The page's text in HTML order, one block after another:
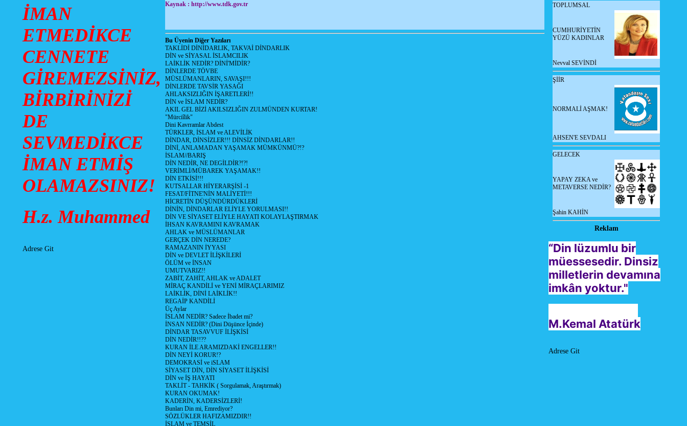
İMAN
ETMEDİKCE
CENNETE
GİREMEZSİNİZ,
BİRBİRİNİZİ
DE
SEVMEDİKCE
İMAN ETMİŞ
OLAMAZSINIZ!
H.z. Muhammed
Adrese Git
Kaynak : http://www.tdk.gov.tr
Bu Üyenin Diğer Yazıları
TAKLİDİ DİNİDARLIK, TAKVAİ DİNDARLIK
DİN ve SİYASAL İSLAMCILIK
LAİKLİK NEDİR? DİNİ'MİDİR?
DİNLERDE TÖVBE
MÜSLÜMANLARIN, SAVAŞI!!!
DİNLERDE TAVSİR YASAĞI
AHLAKSIZLIĞIN İŞARETLERİ!!
DİN ve İSLAM NEDİR?
AKIL GEL BİZİ AKILSIZLIĞIN ZULMÜNDEN KURTAR!
"Mürciîlik"
Dini Kavrramlar Abdest
TÜRKLER, İSLAM ve ALEVİLİK
DİNDAR, DİNSİZLER!!! DİNSİZ DİNDARLAR!!
DİNİ, ANLAMADAN YAŞAMAK MÜMKÜNMÜ?!?
İSLAM//BARIŞ
DİN NEDİR, NE DEGİLDİR?!?!
VERİMLİ/MÜBAREK YAŞAMAK!!
DİN ETKİSİ!!!
KUTSALLAR HİYERARŞİSİ -1
FESAT/FİTNE'NİN MALİYETİ!!!
HİCRETİN DÜŞÜNDÜRDÜKLERİ
DİNİN, DİNDARLAR ELİYLE YORULMASI!!
DİN VE SİYASET ELİYLE HAYATI KOLAYLAŞTIRMAK
İHSAN KAVRAMINI KAVRAMAK
AHLAK ve MÜSLÜMANLAR
GERÇEK DİN NEREDE?
RAMAZANIN İYYASI
DİN ve DEVLET İLİŞKİLERİ
ÖLÜM ve İNSAN
UMUTVARIZ!!
ZABİT, ZAHİT, AHLAK ve ADALET
MİRAÇ KANDİLİ ve YENİ MİRAÇLARIMIZ
LAİKLİK, DİNİ LAİKLİK!!
REGAİP KANDİLİ
Üç Aylar
İSLAM NEDİR? Sadece İbadet mi?
İNSAN NEDİR? (Dini Düşünce İçinde)
DİNDAR TASAVVUF İLİŞKİSİ
DİN NEDİR!!??
KURAN İLE ARAMIZDAKİ ENGELLER!!
DİN NEYİ KORUR!?
DEMOKRASİ ve iSLAM
SİYASET DİN, DİN SİYASET İLİŞKİSİ
DİN ve İŞ HAYATI
TAKLİT - TAHKİK ( Sorgulamak, Araştırmak)
KURAN OKUMAK!
KADERİN, KADERSİZLERİ!
Bunları Din mi, Emrediyor?
SÖZLÜKLER HAFIZAMIZDIR!!
İSLAM ve TEMSİL
TOPLUMSAL
CUMHURİYETİN
YÜZÜ KADINLAR
Nevval SEVİNDİ
ŞİİR
NORMALİ AŞMAK!
AHSEN'E SEVDALI
GELECEK
YAPAY ZEKA ve
METAVERSE NEDİR?
Şahin KAHİN
Reklam
“Din lüzumlu bir
müessesedir. Dinsiz
milletlerin devamına
imkân yoktur."
M.Kemal Atatürk
Adrese Git